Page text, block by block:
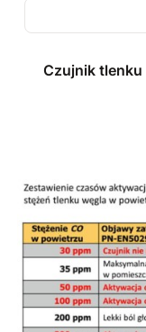
Czujnik tlenku